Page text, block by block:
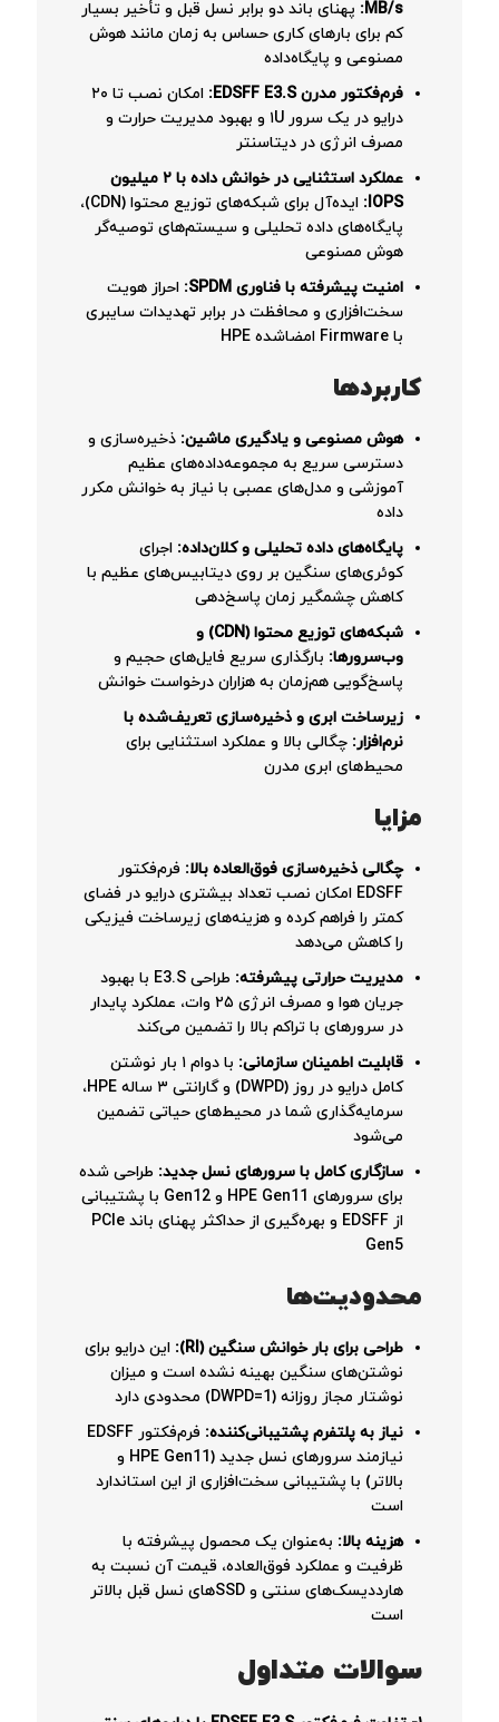
MB/s: پهنای باند دو برابر نسل قبل و تأخیر بسیار
کم برای بارهای کاری حساس به زمان مانند هوش
مصنوعی و پایگاه‌داده
فرم‌فکتور مدرن EDSFF E3.S:
امکان نصب تا ۲۰
درایو در یک سرور ۱U و بهبود مدیریت حرارت و
مصرف انرژی در دیتاسنتر
عملکرد استثنایی در خوانش داده با ۲ میلیون
IOPS:
ایده‌آل برای شبکه‌های توزیع محتوا (CDN)،
پایگاه‌های داده تحلیلی و سیستم‌های توصیه‌گر
هوش مصنوعی
امنیت پیشرفته با فناوری SPDM:
احراز هویت
سخت‌افزاری و محافظت در برابر تهدیدات سایبری
با Firmware امضاشده HPE
کاربردها
هوش مصنوعی و یادگیری ماشین: ذخیره‌سازی و
دسترسی سریع به مجموعه‌داده‌های عظیم
آموزشی و مدل‌های عصبی با نیاز به خوانش مکرر
داده
پایگاه‌های داده تحلیلی و کلان‌داده: اجرای
کوئری‌های سنگین بر روی دیتابیس‌های عظیم با
کاهش چشمگیر زمان پاسخ‌دهی
شبکه‌های توزیع محتوا (CDN) و
وب‌سرورها: بارگذاری سریع فایل‌های حجیم و
پاسخ‌گویی هم‌زمان به هزاران درخواست خوانش
زیرساخت ابری و ذخیره‌سازی تعریف‌شده با
نرم‌افزار: چگالی بالا و عملکرد استثنایی برای
محیط‌های ابری مدرن
مزایا
چگالی ذخیره‌سازی فوق‌العاده بالا: فرم‌فکتور
EDSFF امکان نصب تعداد بیشتری درایو در فضای
کمتر را فراهم کرده و هزینه‌های زیرساخت فیزیکی
را کاهش می‌دهد
مدیریت حرارتی پیشرفته:
طراحی E3.S با بهبود
جریان هوا و مصرف انرژی ۲۵ وات، عملکرد پایدار
در سرورهای با تراکم بالا را تضمین می‌کند
قابلیت اطمینان سازمانی:
با دوام ۱ بار نوشتن
کامل درایو در روز (DWPD) و گارانتی ۳ ساله HPE،
سرمایه‌گذاری شما در محیط‌های حیاتی تضمین
می‌شود
سازگاری کامل با سرورهای نسل جدید: طراحی شده
برای سرورهای HPE Gen11 و Gen12 با پشتیبانی
از EDSFF و بهره‌گیری از حداکثر پهنای باند PCIe
Gen5
محدودیت‌ها
طراحی برای بار خوانش سنگین (RI):
این درایو برای
نوشتن‌های سنگین بهینه نشده است و میزان
نوشتار مجاز روزانه (DWPD=1) محدودی دارد
نیاز به پلتفرم پشتیبانی‌کننده:
فرم‌فکتور EDSFF
نیازمند سرورهای نسل جدید (HPE Gen11 و
بالاتر) با پشتیبانی سخت‌افزاری از این استاندارد
است
هزینه بالا: به‌عنوان یک محصول پیشرفته با
ظرفیت و عملکرد فوق‌العاده، قیمت آن نسبت به
هارددیسک‌های سنتی و SSDهای نسل قبل بالاتر
است
سوالات متداول